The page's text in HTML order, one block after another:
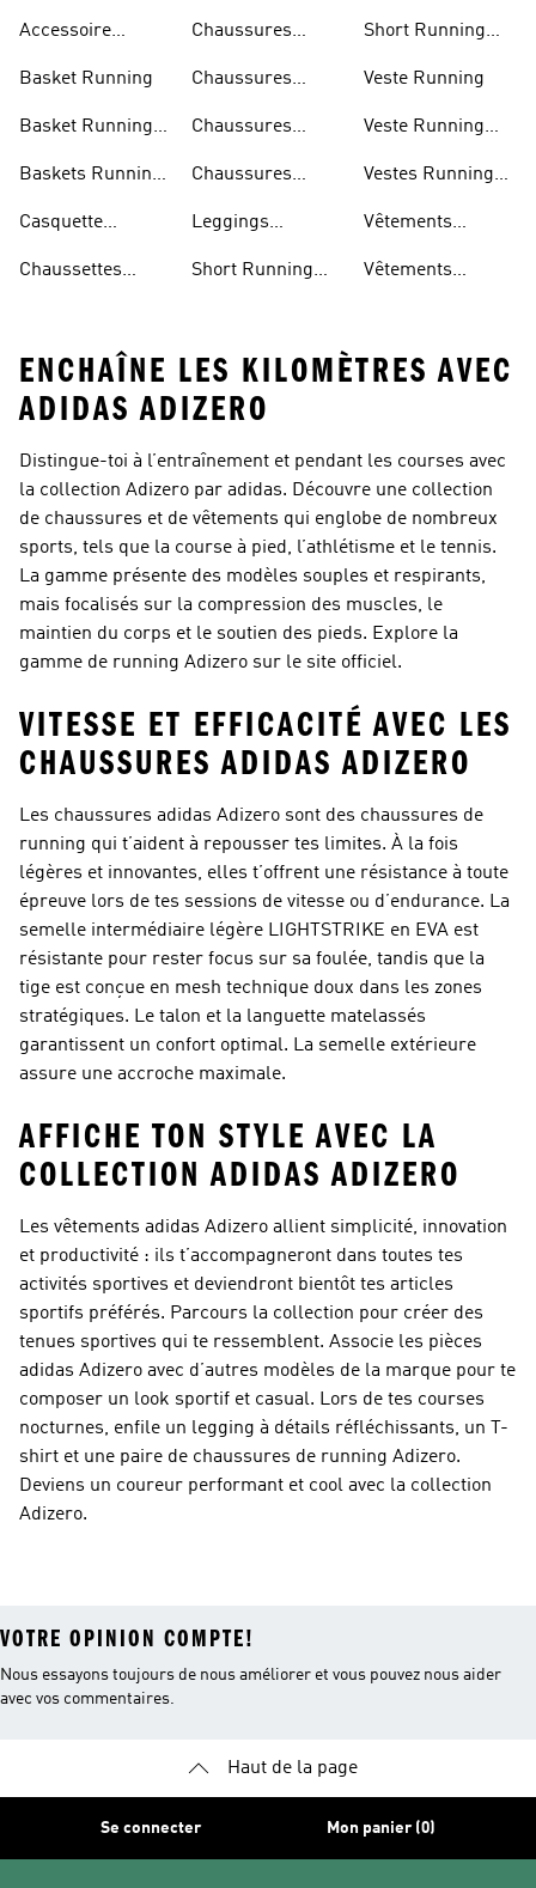
Accessoire
Basket Running
Basket Running
Baskets Running
Casquette
Chaussettes
Chaussures
Chaussures
Chaussures
Chaussures
Leggings
Short Running
Short Running
Veste Running
Veste Running
Vestes Running
Vêtements
Vêtements
ENCHAÎNE LES KILOMÈTRES AVEC
ADIDAS ADIZERO
Distingue-toi à l’entraînement et pendant les courses avec
la collection Adizero par adidas. Découvre une collection
de chaussures et de vêtements qui englobe de nombreux
sports, tels que la course à pied, l’athlétisme et le tennis.
La gamme présente des modèles souples et respirants,
mais focalisés sur la compression des muscles, le
maintien du corps et le soutien des pieds. Explore la
gamme de running Adizero sur le site officiel.
VITESSE ET EFFICACITÉ AVEC LES
CHAUSSURES ADIDAS ADIZERO
Les chaussures adidas Adizero sont des chaussures de
running qui t’aident à repousser tes limites. À la fois
légères et innovantes, elles t’offrent une résistance à toute
épreuve lors de tes sessions de vitesse ou d’endurance. La
semelle intermédiaire légère LIGHTSTRIKE en EVA est
résistante pour rester focus sur sa foulée, tandis que la
tige est conçue en mesh technique doux dans les zones
stratégiques. Le talon et la languette matelassés
garantissent un confort optimal. La semelle extérieure
assure une accroche maximale.
AFFICHE TON STYLE AVEC LA
COLLECTION ADIDAS ADIZERO
Les vêtements adidas Adizero allient simplicité, innovation
et productivité : ils t’accompagneront dans toutes tes
activités sportives et deviendront bientôt tes articles
sportifs préférés. Parcours la collection pour créer des
tenues sportives qui te ressemblent. Associe les pièces
adidas Adizero avec d’autres modèles de la marque pour te
composer un look sportif et casual. Lors de tes courses
nocturnes, enfile un legging à détails réfléchissants, un T-
shirt et une paire de chaussures de running Adizero.
Deviens un coureur performant et cool avec la collection
Adizero.
VOTRE OPINION COMPTE!
Nous essayons toujours de nous améliorer et vous pouvez nous aider
avec vos commentaires.
Haut de la page
Se connecter Mon panier (0)